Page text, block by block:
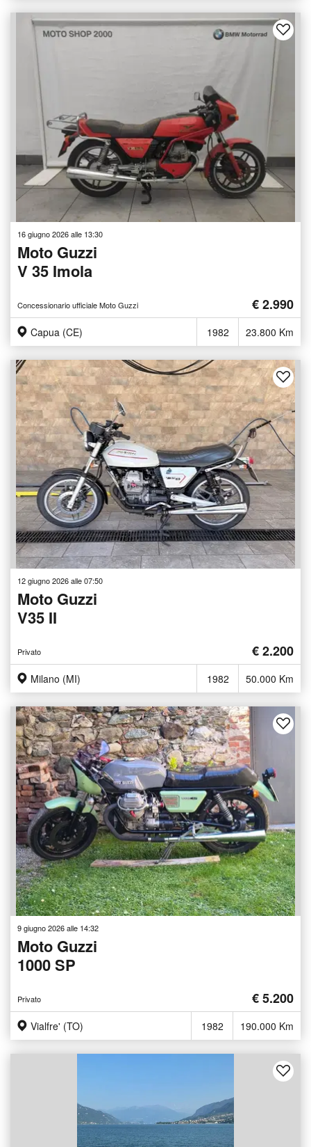
16 giugno 2026 alle 13:30
Moto Guzzi
V 35 Imola
Concessionario ufficiale Moto Guzzi € 2.990
Capua (CE) 1982 23.800 Km
12 giugno 2026 alle 07:50
Moto Guzzi
V35 II
Privato € 2.200
Milano (MI) 1982 50.000 Km
9 giugno 2026 alle 14:32
Moto Guzzi
1000 SP
Privato € 5.200
Vialfre' (TO) 1982 190.000 Km